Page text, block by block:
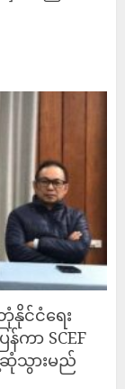
င်ငံရေး
ာ SCEF
ဆုံသွားမည်